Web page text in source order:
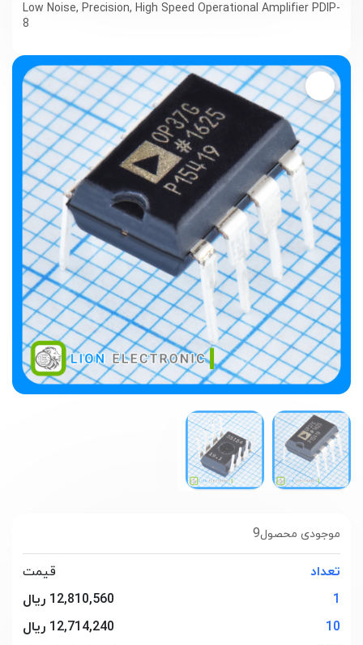
9موجودی محصول
تعداد
قیمت
1
12,810,560 ریال
10
12,714,240 ریال
Low Noise, Precision, High Speed Operational Amplifier PDIP-
8